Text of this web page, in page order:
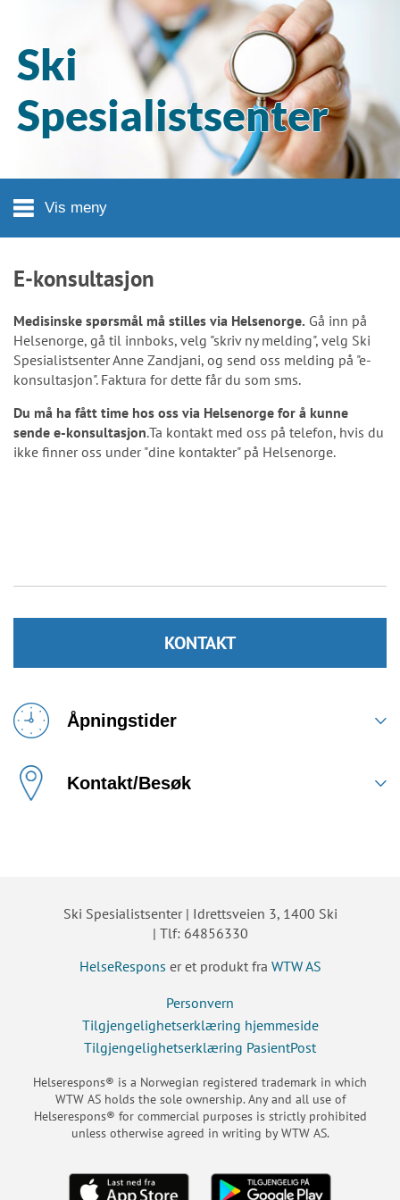
Hopp til hovedinnhold
Ski
Spesialistsenter
Vis meny
KONTAKT
Åpningstider
Kontakt/Besøk
E-konsultasjon
Medisinske spørsmål må stilles via Helsenorge. Gå inn på
Helsenorge, gå til innboks, velg "skriv ny melding", velg Ski
Spesialistsenter Anne Zandjani, og send oss melding på "e-
konsultasjon". Faktura for dette får du som sms.
Du må ha fått time hos oss via Helsenorge for å kunne
sende e-konsultasjon.Ta kontakt med oss på telefon, hvis du
ikke finner oss under "dine kontakter" på Helsenorge.
Ski Spesialistsenter | Idrettsveien 3, 1400 Ski
| Tlf: 64856330
HelseRespons er et produkt fra WTW AS
Personvern
Tilgjengelighetserklæring hjemmeside
Tilgjengelighetserklæring PasientPost
Helserespons® is a Norwegian registered trademark in which
WTW AS holds the sole ownership. Any and all use of
Helserespons® for commercial purposes is strictly prohibited
unless otherwise agreed in writing by WTW AS.